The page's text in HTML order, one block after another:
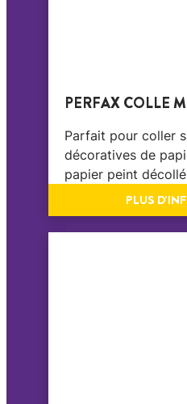
PERFAX COLLE
Parfait pour coller
décoratives de
papier peint
PLUS